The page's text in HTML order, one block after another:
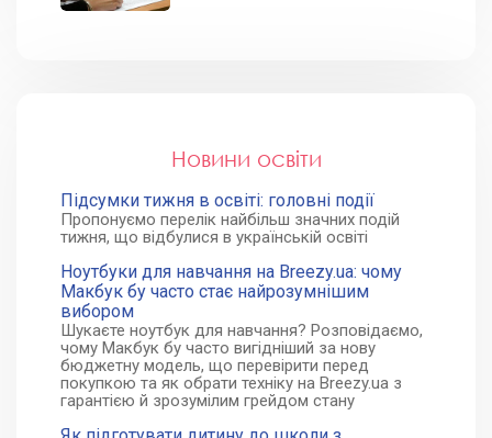
Новини освіти
Підсумки тижня в освіті: головні події
Пропонуємо перелік найбільш значних подій
тижня, що відбулися в українській освіті
Ноутбуки для навчання на Breezy.ua: чому
Макбук бу часто стає найрозумнішим
вибором
Шукаєте ноутбук для навчання? Розповідаємо,
чому Макбук бу часто вигідніший за нову
бюджетну модель, що перевірити перед
покупкою та як обрати техніку на Breezy.ua з
гарантією й зрозумілим грейдом стану